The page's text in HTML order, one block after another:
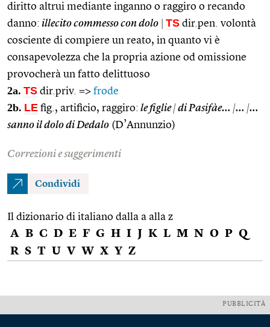
diritto altrui mediante inganno o raggiro o recando
danno: illecito commesso con dolo TS dir.pen. volontà
cosciente di compiere un reato, in quanto vi è
consapevolezza che la propria azione od omissione
provocherà un fatto delittuoso
2a. TS dir.priv. => frode
2b. LE fig., artificio, raggiro: le figlie|di Pasifàe… |… |…
sanno il dolo di Dedalo (D’Annunzio)
Correzioni e suggerimenti
Condividi
Il dizionario di italiano dalla a alla z
A B C D E F G H I J K L M N O P Q
R S T U V W X Y Z
PUBBLICITÀ